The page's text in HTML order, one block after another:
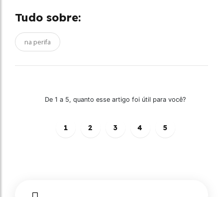
Tudo sobre:
na perifa
De 1 a 5, quanto esse artigo foi útil para você?
1 2 3 4 5